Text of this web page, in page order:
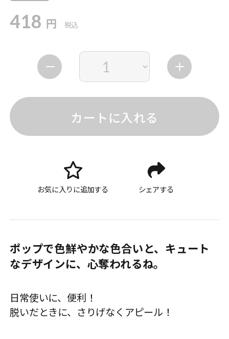
418 円 税込
カートに入れる
お気に入りに追加する シェアする
ポップで色鮮やかな色合いと、キュート
なデザインに、心奪われるね。
日常使いに、便利！
脱いだときに、さりげなくアピール！